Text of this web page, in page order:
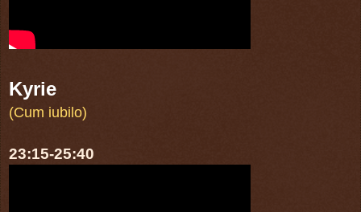
Kyrie
(Cum iubilo)
23:15-25:40